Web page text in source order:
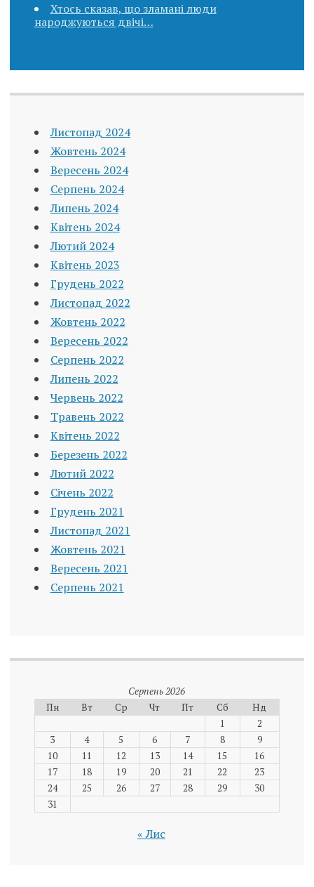
Хтось сказав, що зламані люди
народжуються двічі…
Листопад 2024
Жовтень 2024
Вересень 2024
Серпень 2024
Липень 2024
Квітень 2024
Лютий 2024
Квітень 2023
Грудень 2022
Листопад 2022
Жовтень 2022
Вересень 2022
Серпень 2022
Липень 2022
Червень 2022
Травень 2022
Квітень 2022
Березень 2022
Лютий 2022
Січень 2022
Грудень 2021
Листопад 2021
Жовтень 2021
Вересень 2021
Серпень 2021
Серпень 2026
Пн
Вт Ср Чт Пт Сб
Нд
1
2
3
4 5 6 7 8
9
10
11 12 13 14 15
16
17
18 19 20 21 22
23
24
25 26 27 28 29
30
31
« Лис